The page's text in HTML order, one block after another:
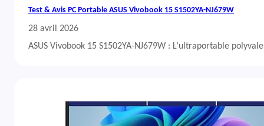
Test & Avis PC Portable ASUS Vivobook 15 S1502YA-NJ679W
28 avril 2026
ASUS Vivobook 15 S1502YA-NJ679W : L’ultraportable